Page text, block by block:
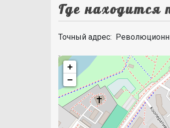
Где находится
Точный адрес:
+
−